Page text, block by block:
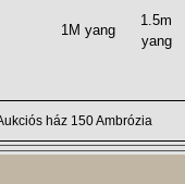
1M yang
1.5m
yang
ház 150 Ambrózia